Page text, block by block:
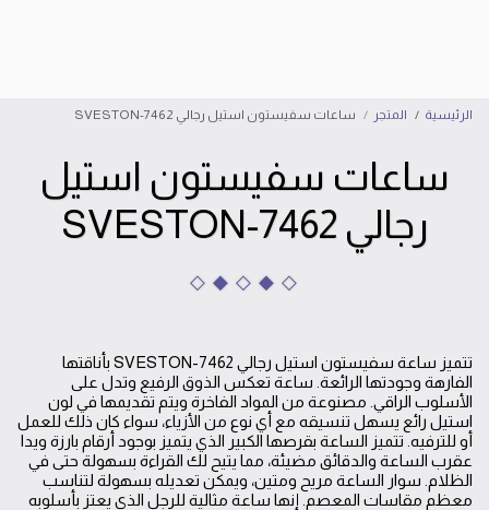
الرئيسية المتجر ساعات سفيستون استيل رجالي SVESTON-7462
ساعات سفيستون استيل
رجالي SVESTON-7462
تتميز ساعة سفيستون استيل رجالي SVESTON-7462 بأناقتها
الفارهة وجودتها الرائعة. ساعة تعكس الذوق الرفيع وتدل على
الأسلوب الراقي. مصنوعة من المواد الفاخرة ويتم تقديمها في لون
استيل رائع يسهل تنسيقه مع أي نوع من الأزياء، سواء كان ذلك للعمل
أو للترفيه. تتميز الساعة بقرصها الكبير الذي يتميز بوجود أرقام بارزة ويدا
عقرب الساعة والدقائق مضيئة، مما يتيح لك القراءة بسهولة حتى في
الظلام. سوار الساعة مريح ومتين، ويمكن تعديله بسهولة لتناسب
معظم مقاسات المعصم. إنها ساعة مثالية للرجل الذي يعتز بأسلوبه